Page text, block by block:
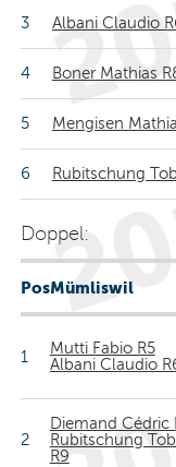
3 Albani Claudio
4 Boner Mathias
5 Mengisen
6 Rubitschung
Doppel:
PosMümliswil
1
Mutti Fabio R5
Albani Claudio
2
Diemand Cédric
Rubitschung
R9